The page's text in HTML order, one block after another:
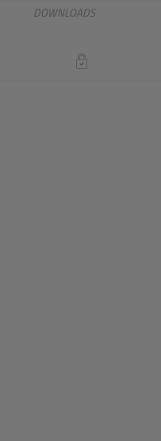
DOWNLOADS
LOGIN